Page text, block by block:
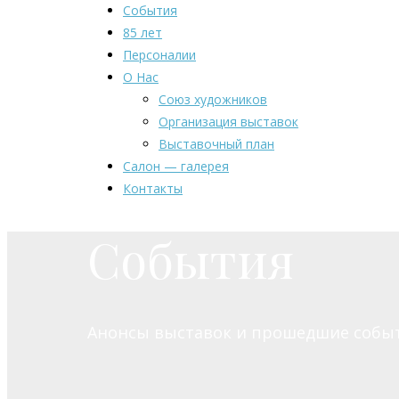
События
85 лет
Персоналии
О Нас
Союз художников
Организация выставок
Выставочный план
Салон — галерея
Контакты